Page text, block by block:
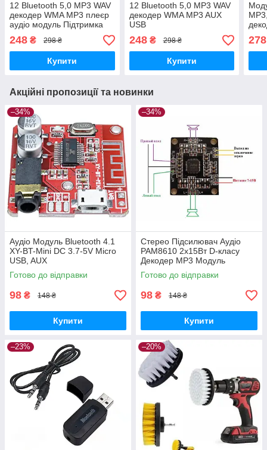
12 Bluetooth 5,0 MP3 WAV
декодер WMA MP3 плеєр
аудіо модуль Підтримка
FM радіо, USB, AUX
248 ₴ 298 ₴
Купити
12 Bluetooth 5,0 MP3 WAV
декодер WMA MP3 AUX
USB
248₴ 298 ₴
Купити
278
Акційні пропозиції та новинки
–34%
Аудіо Модуль Bluetooth 4.1
XY-BT-Mini DC 3.7-5V Micro
USB, AUX
Готово до відправки
98 ₴ 148 ₴
Купити
–34%
Стерео Підсилювач Аудіо
PAM8610 2х15Вт D-класу
Декодер MP3 Модуль
Готово до відправки
98 ₴ 148 ₴
Купити
–23% –20%